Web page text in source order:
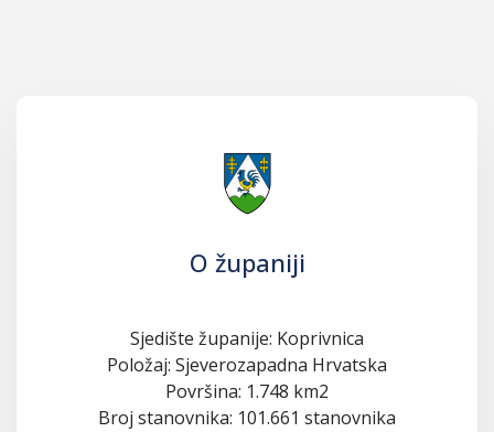
O županiji
Sjedište županije: Koprivnica
Položaj: Sjeverozapadna Hrvatska
Površina: 1.748 km2
Broj stanovnika: 101.661 stanovnika